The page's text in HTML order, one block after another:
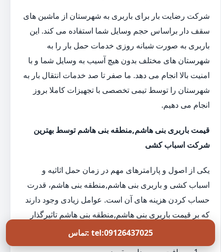
شرکت رضایت بار برای باربری به شهرستان از ماشین های
سقف دار براساس حجم وسایل شما استفاده می کند. این
باربری به صورت شبانه روزی خدمات حمل بار را به
شهرستان های مختلف بدون هیچ آسیب به وسایل شما و با
امنیت بالا انجام می دهد. ما صفر تا صد خدمات انتقال بار به
شهرستان را توسط تیمی تخصصی با تجهیزات کاملا بروز
انجام می دهیم.
قیمت باربری بنی هاشم,منطقه بنی هاشم توسط بهترین
شرکت اسباب کشی
یکی از اصول و پارامترهای مهم در زمان حمل اثاثیه و
اسباب کشی و باربری بنی هاشم,منطقه بنی هاشم، قدرت
حساب کردن هزینه های آن است. عوامل زیادی وجود دارند
که بر قیمت باربری بنی هاشم,منطقه بنی هاشم تاثیرگذار
هستند. از جمله این عوامل می توان به موارد زیر اشاره کرد:
تماس: tel:09126437025